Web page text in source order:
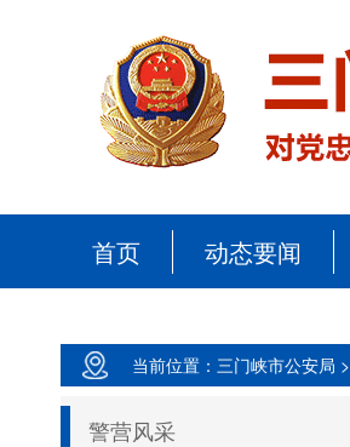
首页 动态要闻
当前位置：三门峡市公安局 >
警营风采